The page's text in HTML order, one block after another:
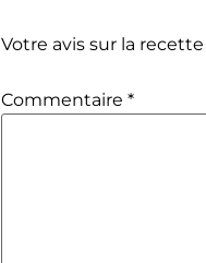
Votre avis sur la recette
Commentaire *